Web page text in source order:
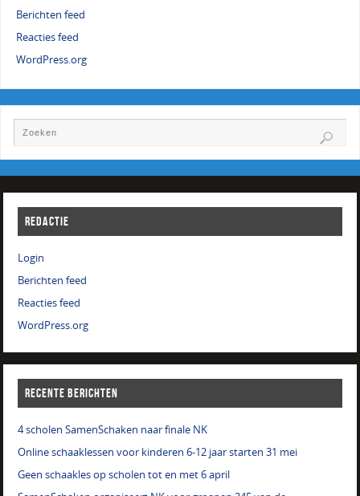
Berichten feed
Reacties feed
WordPress.org
REDACTIE
Login
Berichten feed
Reacties feed
WordPress.org
RECENTE BERICHTEN
4 scholen SamenSchaken naar finale NK
Online schaaklessen voor kinderen 6-12 jaar starten 31 mei
Geen schaakles op scholen tot en met 6 april